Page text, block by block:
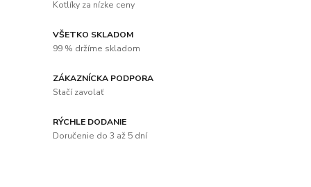
Kotlíky za nízke ceny
VŠETKO SKLADOM
99 % držíme skladom
ZÁKAZNÍCKA PODPORA
Stačí zavolať
RÝCHLE DODANIE
Doručenie do 3 až 5 dní